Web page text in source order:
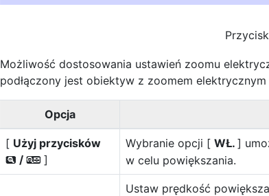
Przycisk
Możliwość dostosowania ustawień zoomu
podłączony jest obiektyw z zoomem elektrycznym
Opcja
[ Użyj przycisków
x / w ]
Wybranie opcji [ WŁ. ]
w celu powiększania.
Ustaw prędkość